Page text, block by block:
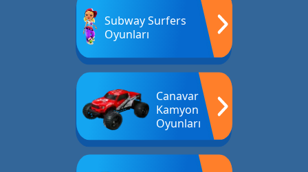
Subway Surfers
Oyunları
Canavar
Kamyon
Oyunları